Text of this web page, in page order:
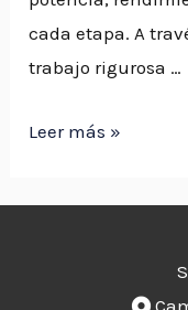
cada etapa. A
trabajo rigurosa …
Leer más »